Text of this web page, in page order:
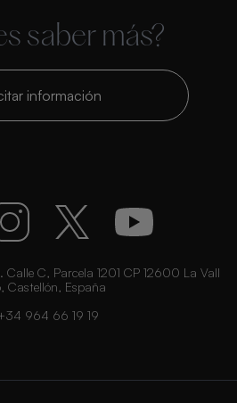
saber más?
información
Calle C, Parcela 1201 CP 12600 La Vall
Castellón, España
964 66 19 19